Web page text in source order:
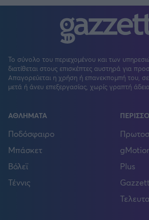
Το σύνολο του περιεχομένου και των
διατίθεται στους επισκέπτες αυστηρά για
Απαγορεύεται η χρήση ή επανεκπομπή του,
μετά ή άνευ επεξεργασίας, χωρίς γραπτή
ΑΘΛΗΜΑΤΑ
Ποδόσφαιρο
Μπάσκετ
Βόλεϊ
Τέννις
Plus